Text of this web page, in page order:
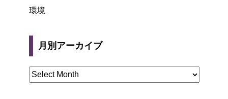
環境
月別アーカイブ